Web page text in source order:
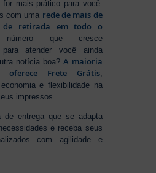
for mais prático para você.
com uma rede de mais de
de retirada em todo o
que cresce
para atender você ainda
notícia boa?A maioria
oferece Frete Grátis,
e flexibilidade na
impressos.
de entrega que se adapta
e receba seus
com agilidade e